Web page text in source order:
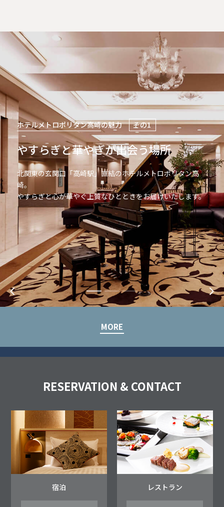
ホテルメトロポリタン高崎の魅力 その1
やすらぎと華やぎが出会う場所
北関東の玄関口「高崎駅」直結のホテルメトロポリタン高
崎。
やすらぎと心が華やぐ上質なひとときをお届けいたします。
MORE
MORE
MORE
RESERVATION & CONTACT
宿泊 レストラン